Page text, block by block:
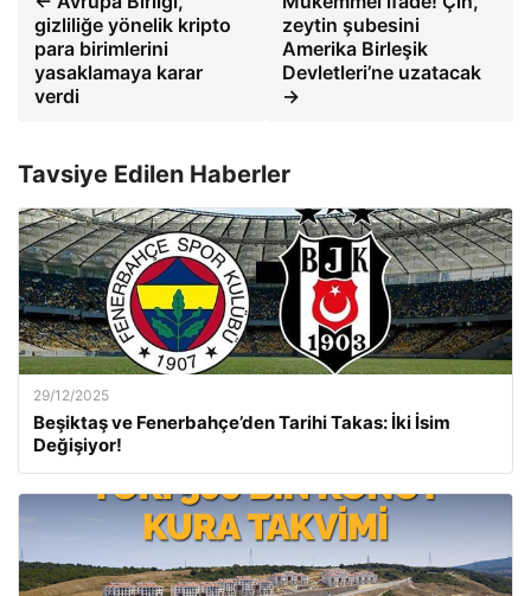
gizliliğe yönelik kripto
para birimlerini
yasaklamaya karar
verdi
zeytin şubesini
Amerika Birleşik
Devletleri’ne uzatacak
→
Tavsiye Edilen Haberler
29/12/2025
Beşiktaş ve Fenerbahçe’den Tarihi Takas: İki İsim
Değişiyor!